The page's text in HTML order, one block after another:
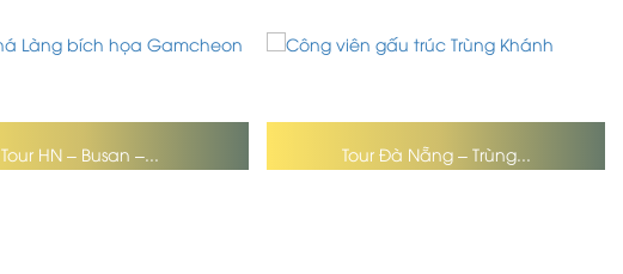
Tour HN – Busan –... Tour Đà Nẵng – Trùng...